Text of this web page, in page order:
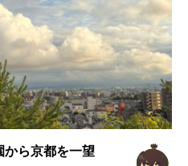
から京都を一望